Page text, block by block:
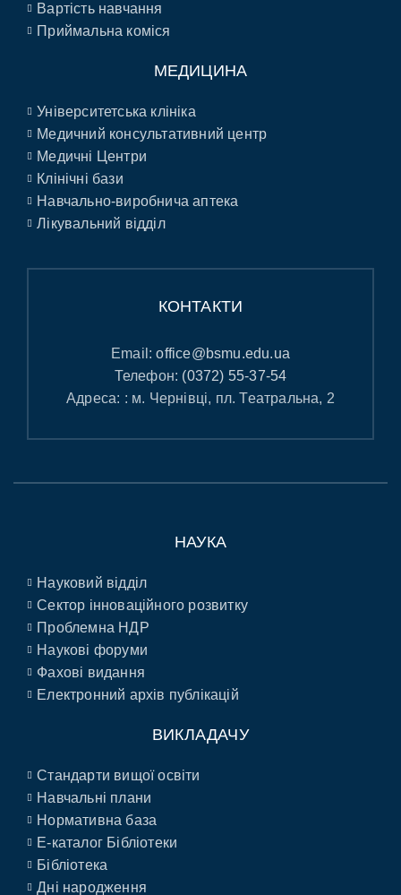
Вартість навчання
Приймальна коміся
МЕДИЦИНА
Університетська клініка
Медичний консультативний центр
Медичні Центри
Клінічні бази
Навчально-виробнича аптека
Лікувальний відділ
КОНТАКТИ
Email:office@bsmu.edu.ua
Телефон: (0372) 55-37-54
Адреса: : м. Чернівці, пл. Театральна, 2
НАУКА
Науковий відділ
Сектор інноваційного розвитку
Проблемна НДР
Наукові форуми
Фахові видання
Електронний архів публікацій
ВИКЛАДАЧУ
Стандарти вищої освіти
Навчальні плани
Нормативна база
E-каталог Бібліотеки
Бібліотека
Дні народження